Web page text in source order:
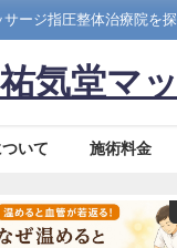
ージ指圧整体治療院を
気堂マ
いて 施術料金